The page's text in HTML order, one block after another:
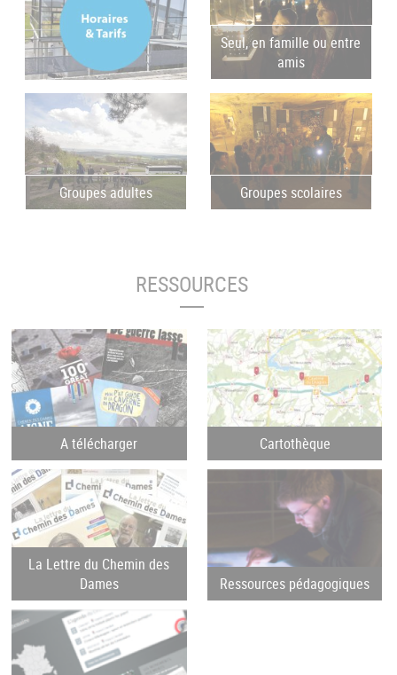
Seul, en famille ou entre
amis
Groupes adultes Groupes scolaires
RESSOURCES
A télécharger Cartothèque
La Lettre du Chemin des
Dames
Ressources pédagogiques